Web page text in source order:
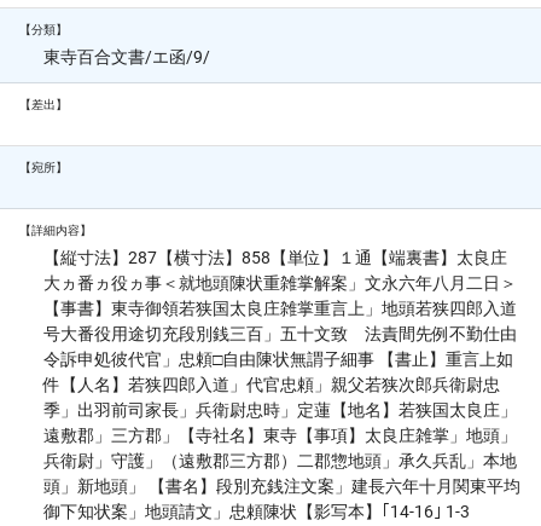
【分類】
東寺百合文書/エ函/9/
【差出】
【宛所】
【詳細内容】
【縦寸法】287【横寸法】858【単位】１通【端裏書】太良庄
大ヵ番ヵ役ヵ事＜就地頭陳状重雑掌解案」文永六年八月二日＞
【事書】東寺御領若狭国太良庄雑掌重言上」地頭若狭四郎入道
号大番役用途切充段別銭三百」五十文致 法責間先例不勤仕由
令訴申処彼代官」忠頼□自由陳状無謂子細事 【書止】重言上如
件【人名】若狭四郎入道」代官忠頼」親父若狭次郎兵衛尉忠
季」出羽前司家長」兵衛尉忠時」定蓮【地名】若狭国太良庄」
遠敷郡」三方郡」【寺社名】東寺【事項】太良庄雑掌」地頭」
兵衛尉」守護」（遠敷郡三方郡）二郡惣地頭」承久兵乱」本地
頭」新地頭」 【書名】段別充銭注文案」建長六年十月関東平均
御下知状案」地頭請文」忠頼陳状【影写本】｢14-16｣ 1-3